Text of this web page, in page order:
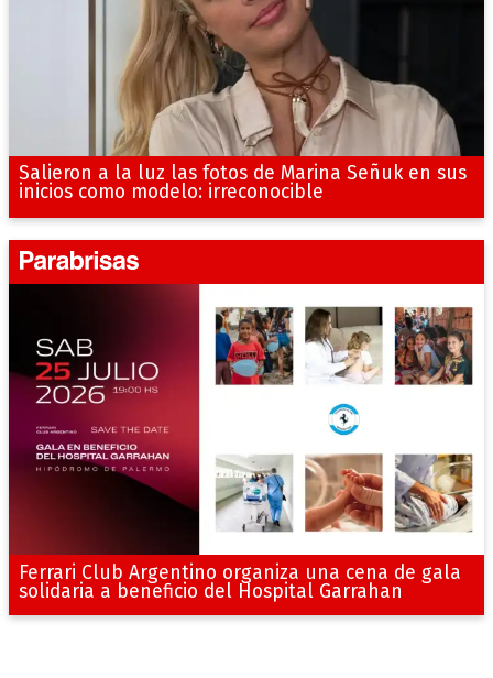
Salieron a la luz las fotos de Marina Señuk en sus
inicios como modelo: irreconocible
Ferrari Club Argentino organiza una cena de gala
solidaria a beneficio del Hospital Garrahan